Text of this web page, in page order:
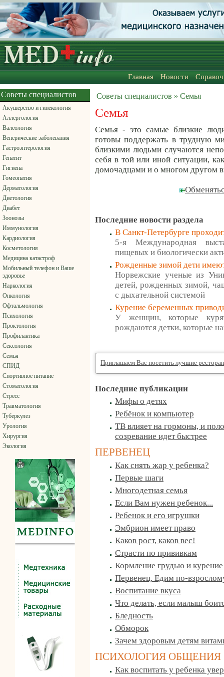
Главная Новости
Советы специалистов
Акушерство и гинекология
Аллергология
Валеология
Венерические заболевания
Гастроэнтерология
Гепатит
Гигиена
Гомеопатия
Дерматология
Диетология
Диабет
Зоонозы
Иммунология
Кардиология
Косметология
Медицина катастроф
Мобильный телефон и Ваше
здоровье
Наркология
Онкология
Офтальмология
Психология
Проктология
Профилактика
Сексология
Семья
СПИД
Спортивное питание
Стоматология
Стресс
Травматология
Туберкулез
Урология
Хирургия
Экология
Советы специалистов » Семья
Семья
Семья - это самые близкие
готовы поддержать в трудную
близкими людьми случаются
себя в той или иной ситуации,
домочадцами и о многом другом
Последние новости раздела
В Санкт-Петербурге
5-я Международная
пищевых и биологически
Рожденные зимой дети
Норвежские ученые из
детей, рожденных зимой,
с дыхательной системой
Курение беременных
У женщин, которые
рождаются детки, которые
Приглашаем Вас посетить лучшие
Последние публикации
Мифы о детях
Ребёнок и компьютер
ТВ влияет на гормоны, и
созревание идет быстрее
ПЕРВЕНЕЦ
Как снять жар у ребенка?
Первые шаги
Многодетная семья
Если Вам нужен ребенок...
Ребенок и его игрушки
Эмбрион имеет право
Каков рост, каков вес!
Страсти по прививкам
Кормление грудью и курение
Первенец. Едим по-
Воспитание вкуса
Что делать, если малыш
Бледность
Обморок
Зачем здоровым детям
ПСИХОЛОГИЯ ОБЩЕНИЯ
Как воспитать у ребенка